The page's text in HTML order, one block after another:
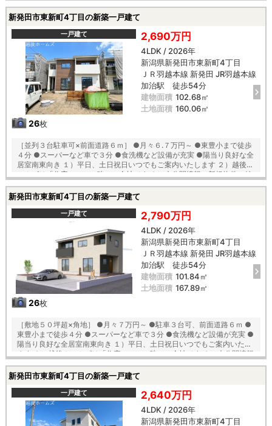
■自動洗浄機能付きの外壁サイディング ■「ベタ基礎」「地盤改良工
事」実施！ ■安心の建物１０年保証（最大３５年まで延長可） ■家事の
軽減、節水できてエコな食器洗浄乾燥機が標準装備 ■浴室乾燥機で天候
に左右されずお洗濯が可能 ■朝の身支度に便利な２階洗面化粧台！ ■鍵
を取り出さなくても開け閉めできる玄関の電池錠 【教育】 東豊小学校
徒歩４分 本丸中学校 徒歩２５分
新発田市東新町4丁目の新築一戸建て
一戸建て
26枚
2,690万円
4LDK / 2026年
新潟県新発田市東新町4丁目
ＪＲ羽越本線 新発田 JR羽越本線
加治駅 徒歩54分
建物面積 102.68㎡
土地面積 160.06㎡
［並列３台駐車可×前面道路６ｍ］ ●月々６.７万円～ ●東豊小まで徒歩
４分 ●スーパーなど車で３分 ●食洗機など設備が充実 ●陽当り良好な全
居室南東向き １）平日、土日祝日いつでもご案内いたします ２）越後ホ
ームズは「住宅ローンに強い」会社です ３）未公開情報（新規物件、値
■自動洗浄機能付きの外壁サイディング ■「ベタ基礎」「地盤改良工
事」実施！ ■安心の建物１０年保証（最大３５年まで延長可） ■家事の
軽減、節水できてエコな食器洗浄乾燥機が標準装備 ■浴室乾燥機で天候
に左右されずお洗濯が可能 ■朝の身支度に便利な２階洗面化粧台！ ■鍵
を取り出さなくても開け閉めできる玄関の電池錠 【教育】 東豊小学校
徒歩４分 本丸中学校 徒歩２５分
新発田市東新町4丁目の新築一戸建て
一戸建て
26枚
2,790万円
4LDK / 2026年
新潟県新発田市東新町4丁目
ＪＲ羽越本線 新発田 JR羽越本線
加治駅 徒歩54分
建物面積 101.84㎡
土地面積 167.89㎡
［敷地５０坪超×角地］ ●月々７万円～ ●駐車３台可、前面道路６ｍ ●
東豊小まで徒歩４分 ●スーパーなど車で３分 ●食洗機など設備が充実 ●
陽当り良好な全居室南東向き １）平日、土日祝日いつでもご案内いたし
ます ２）越後ホームズは「住宅ローンに強い」会社です ３）未公開情報
ンペーン実施中 ■自動洗浄機能付きの外壁サイディング ■「ベタ基礎」
「地盤改良工事」実施！ ■安心の建物１０年保証（最大３５年まで延長
可） ■家事の軽減、節水できてエコな食器洗浄乾燥機が標準装備 ■浴室
乾燥機で天候に左右されずお洗濯が可能 ■朝の身支度に便利な２階洗面
化粧台！ ■鍵を取り出さなくても開け閉めできる玄関の電池錠 【教育】
東豊小学校 徒歩４分 本丸中学校 徒歩２５分
新発田市東新町4丁目の新築一戸建て
一戸建て 2,640万円
4LDK / 2026年
新潟県新発田市東新町4丁目